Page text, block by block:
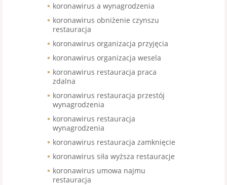
koronawirus a wynagrodzenia
koronawirus obniżenie czynszu
restauracja
koronawirus organizacja przyjęcia
koronawirus organizacja wesela
koronawirus restauracja praca
zdalna
koronawirus restauracja przestój
wynagrodzenia
koronawirus restauracja
wynagrodzenia
koronawirus restauracja zamknięcie
koronawirus siła wyższa restauracje
koronawirus umowa najmu
restauracja